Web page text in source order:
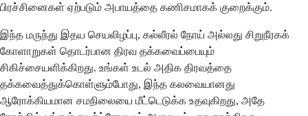
பிரச்சினைகள் ஏற்படும் அபாயத்தை கணிசமாகக் குறைக்கும்.
இந்த மருந்து இதய செயலிழப்பு, கல்லீரல் நோய் அல்லது சிறுநீரகக்
கோளாறுகள் தொடர்பான திரவ தக்கவைப்பையும்
சிகிச்சையளிக்கிறது. உங்கள் உடல் அதிக திரவத்தை
தக்கவைத்துக்கொள்ளும்போது, ​​இந்த கலவையானது
ஆரோக்கியமான சமநிலையை மீட்டெடுக்க உதவுகிறது, அதே